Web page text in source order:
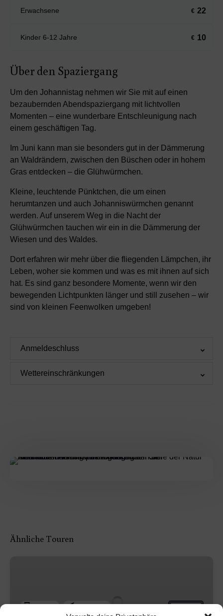
Erwachsene € 22
Kinder 6-12 Jahre € 10
Über den Spaziergang
Um den Johannistag nehmen wir Sie mit auf einen
bezaubernden Abendspaziergang mit lichtvollen
Momenten – eine wunderbare Entschleunigung nach
einem geschäftigen Tag.
Im Juni kann man sie besonders gut in der Dämmerung
an Waldrändern, zwischen den Büschen oder in hohem
Gras entdecken – die Glühwürmchen.
Kleine, leuchtende Pünktchen, die um einen
herumtanzen und auch Johanniswürmchen genannt
werden. Auf unserem Weg in die Nacht der
Glühwürmchen tauchen wir ein in die Dämmerung der
Wiesen und des Waldes.
Dort erfahren wir mehr über die fliegenden Lämpchen, ihr
Leben, woher sie kommen und was es mit ihnen auf sich
hat. Es sind ganz besondere Momente, wenn wir den
bewegenden Lichtpunkten länger und still zusehen – wir
sind von kleinen Feenwolken umgeben!
Anmeldeschluss
Wettereinschränkungen
Ähnliche Touren
AB
CA. 2,5 H WIESBADEN